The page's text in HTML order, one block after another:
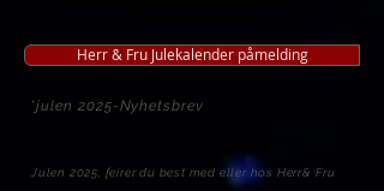
Herr & Fru Julekalender påmelding
*julen 2025-Nyhetsbrev
Julen 2025, feirer du best med eller hos Herr& Fru